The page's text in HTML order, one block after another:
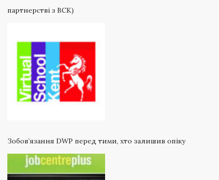
партнерстві з ВСК)
Зобов’язання DWP перед тими, хто залишив опіку